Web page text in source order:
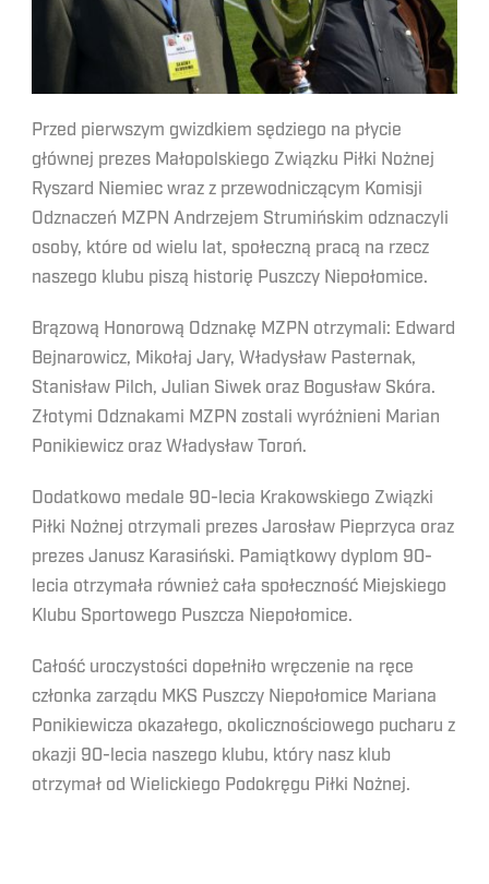
Przed pierwszym gwizdkiem sędziego na płycie
głównej prezes Małopolskiego Związku Piłki Nożnej
Ryszard Niemiec wraz z przewodniczącym Komisji
Odznaczeń MZPN Andrzejem Strumińskim odznaczyli
osoby, które od wielu lat, społeczną pracą na rzecz
naszego klubu piszą historię Puszczy Niepołomice.
Brązową Honorową Odznakę MZPN otrzymali: Edward
Bejnarowicz, Mikołaj Jary, Władysław Pasternak,
Stanisław Pilch, Julian Siwek oraz Bogusław Skóra.
Złotymi Odznakami MZPN zostali wyróżnieni Marian
Ponikiewicz oraz Władysław Toroń.
Dodatkowo medale 90-lecia Krakowskiego Związki
Piłki Nożnej otrzymali prezes Jarosław Pieprzyca oraz
prezes Janusz Karasiński. Pamiątkowy dyplom 90-
lecia otrzymała również cała społeczność Miejskiego
Klubu Sportowego Puszcza Niepołomice.
Całość uroczystości dopełniło wręczenie na ręce
członka zarządu MKS Puszczy Niepołomice Mariana
Ponikiewicza okazałego, okolicznościowego pucharu z
okazji 90-lecia naszego klubu, który nasz klub
otrzymał od Wielickiego Podokręgu Piłki Nożnej.